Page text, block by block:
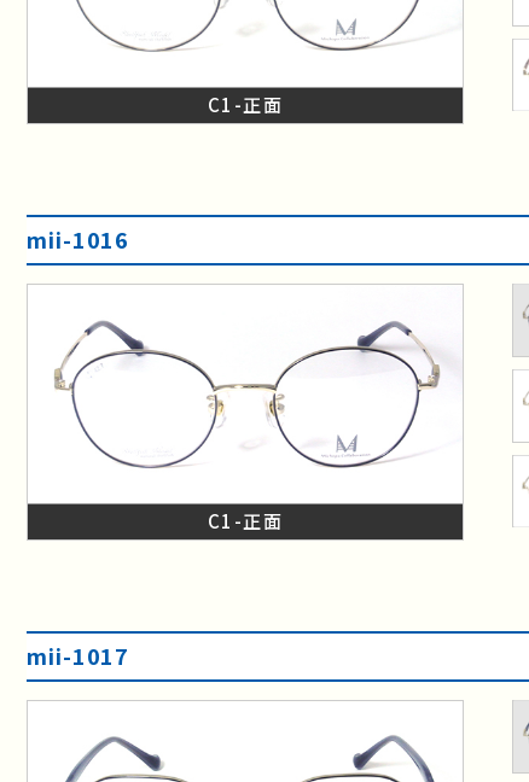
C1-正面
mii-1016
C1-正面
mii-1017